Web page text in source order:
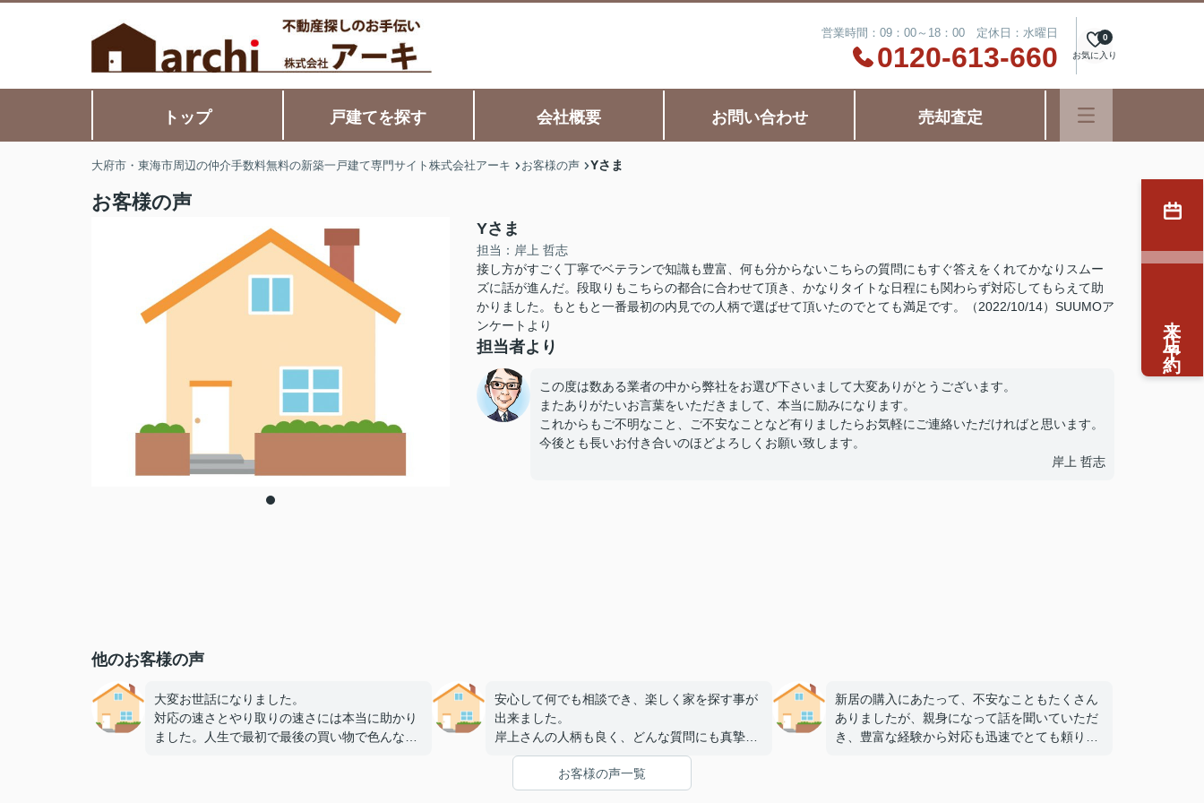
営業時間：09：00～18：00 定休日：水曜日
0120-613-660 お気に入り
0
トップ 戸建てを探す 会社概要 お問い合わせ 売却査定
大府市・東海市周辺の仲介手数料無料の新築一戸建て専門サイト株式会社アーキ お客様の声 Yさま
お客様の声
Yさま
担当：岸上 哲志
接し方がすごく丁寧でベテランで知識も豊富、何も分からないこちらの質問にもすぐ答えをくれてかなりスムー
ズに話が進んだ。段取りもこちらの都合に合わせて頂き、かなりタイトな日程にも関わらず対応してもらえて助
かりました。もともと一番最初の内見での人柄で選ばせて頂いたのでとても満足です。（2022/10/14）SUUMOア
ンケートより
担当者より
この度は数ある業者の中から弊社をお選び下さいまして大変ありがとうございます。
またありがたいお言葉をいただきまして、本当に励みになります。
これからもご不明なこと、ご不安なことなど有りましたらお気軽にご連絡いただければと思います。
今後とも長いお付き合いのほどよろしくお願い致します。
岸上 哲志
他のお客様の声
大変お世話になりました。
対応の速さとやり取りの速さには本当に助かり
ました。人生で最初で最後の買い物で色んな不
安心して何でも相談でき、楽しく家を探す事が
出来ました。
岸上さんの人柄も良く、どんな質問にも真摯に
優しく対応頂き、家を探している方皆さんにお
勧めしたいです。
本当に無理を聞いて頂いたり、色々大変お世話
新居の購入にあたって、不安なこともたくさん
ありましたが、親身になって話を聞いていただ
き、豊富な経験から対応も迅速でとても頼りに
お客様の声一覧
来店予約